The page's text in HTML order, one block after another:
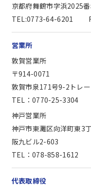
京都府舞鶴市字浜2025
TEL:0773-64-6201
営業所
敦賀営業所
〒914-0071
敦賀市泉171号9-2トレ
TEL：0770-25-3304
神戸営業所
神戸市東灘区向洋町東3
阪九ビル2-603
TEL：078-858-1612
代表取締役